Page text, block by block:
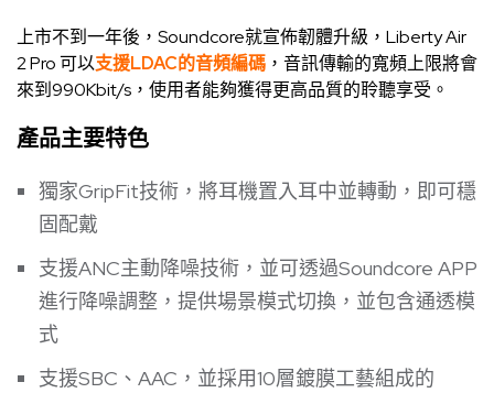
上市不到一年後，Soundcore就宣佈韌體升級，Liberty Air
2 Pro 可以支援LDAC的音頻編碼 ，音訊傳輸的寬頻上限將會
來到990Kbit/s，使用者能夠獲得更高品質的聆聽享受。
產品主要特色
獨家GripFit技術，將耳機置入耳中並轉動，即可穩
固配戴
支援ANC主動降噪技術，並可透過Soundcore APP
進行降噪調整，提供場景模式切換，並包含通透模
式
支援SBC、AAC，並採用10層鍍膜工藝組成的